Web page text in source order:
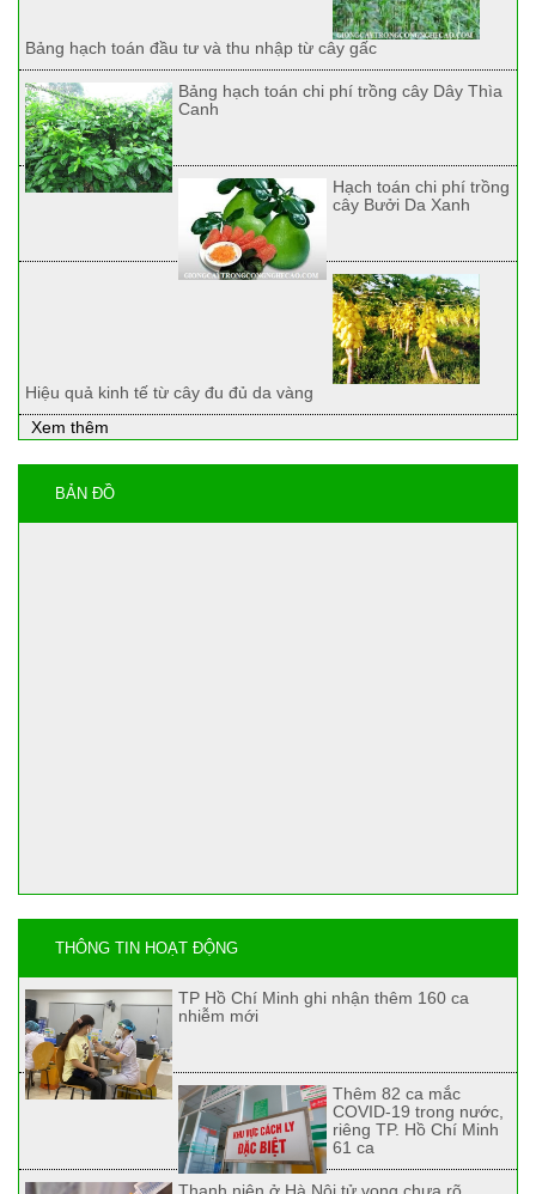
Bảng hạch toán đầu tư và thu nhập từ cây gấc
Bảng hạch toán chi phí trồng cây Dây Thìa
Canh
Hạch toán chi phí trồng
cây Bưởi Da Xanh
Hiệu quả kinh tế từ cây đu đủ da vàng
Xem thêm
BẢN ĐỒ
THÔNG TIN HOẠT ĐỘNG
TP Hồ Chí Minh ghi nhận thêm 160 ca
nhiễm mới
Thêm 82 ca mắc
COVID-19 trong nước,
riêng TP. Hồ Chí Minh
61 ca
Thanh niên ở Hà Nội tử vong chưa rõ